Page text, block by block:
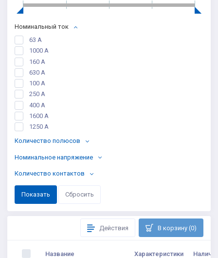
Действия В корзину (0)
Название Характеристики
Номинальный ток
63 А
1000 А
160 А
630 А
100 А
250 A
400 A
1600 А
1250 А
Количество полюсов
Номинальное напряжение
Количество контактов